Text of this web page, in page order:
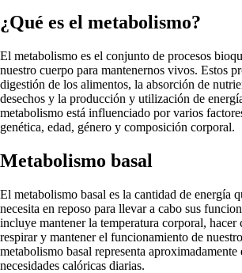
¿Qué es el metabolismo?
El metabolismo es el conjunto de procesos
nuestro cuerpo para mantenernos vivos. Estos
digestión de los alimentos, la absorción de
desechos y la producción y utilización de
metabolismo está influenciado por varios
genética, edad, género y composición corporal.
Metabolismo basal
El metabolismo basal es la cantidad de energía
necesita en reposo para llevar a cabo sus
incluye mantener la temperatura corporal, hacer
respirar y mantener el funcionamiento de
metabolismo basal representa
necesidades calóricas diarias.